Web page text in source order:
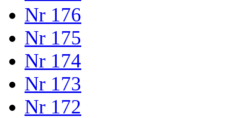
Nr 176
Nr 175
Nr 174
Nr 173
Nr 172